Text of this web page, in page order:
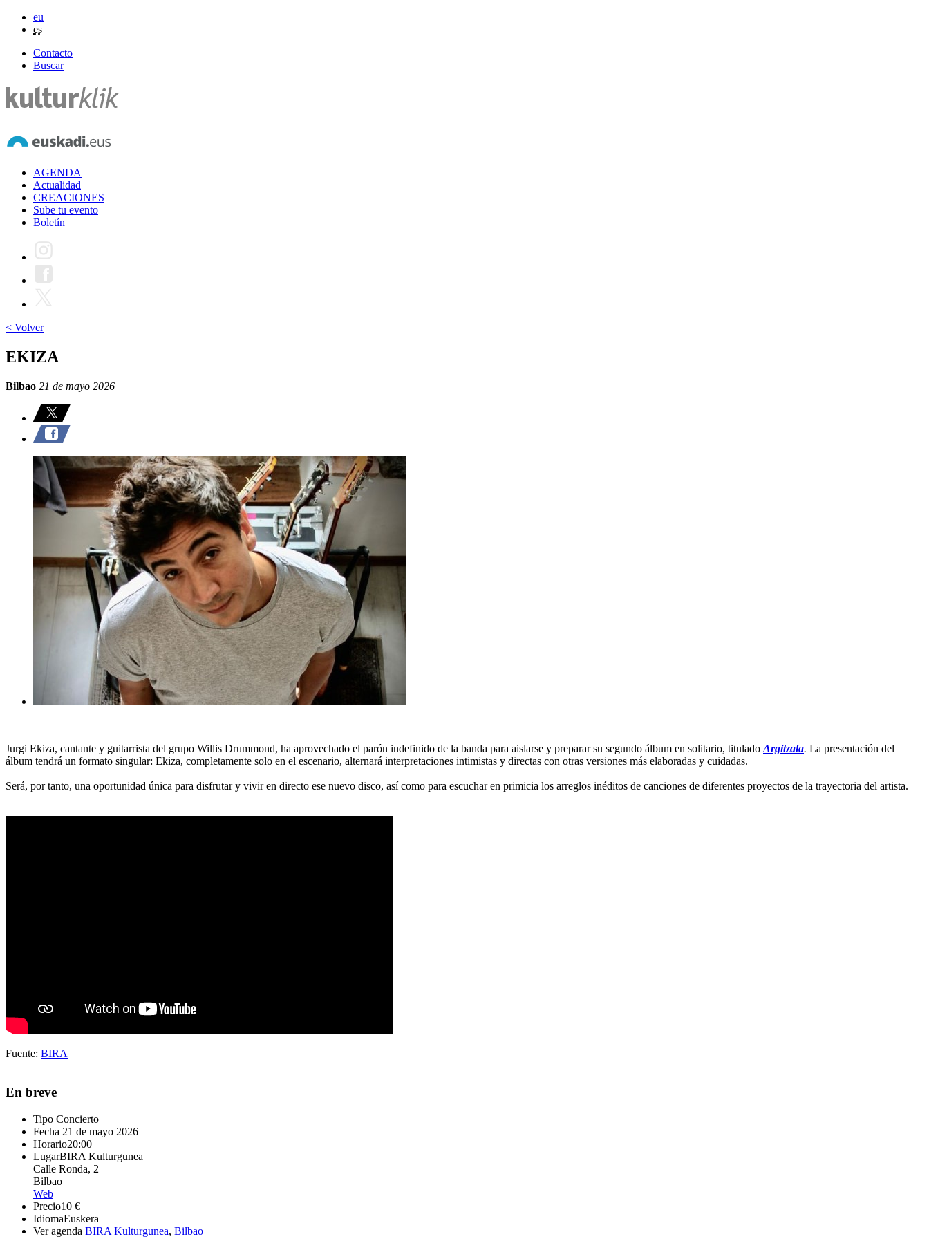
eu
es
Contacto
Buscar
AGENDA
Actualidad
CREACIONES
Sube tu evento
Boletín
< Volver
EKIZA
Bilbao 21 de mayo 2026
Jurgi Ekiza, cantante y guitarrista del grupo Willis Drummond, ha aprovechado el parón indefinido de la banda para aislarse y preparar su segundo álbum en solitario, titulado Argitzala. La presentación del
álbum tendrá un formato singular: Ekiza, completamente solo en el escenario, alternará interpretaciones intimistas y directas con otras versiones más elaboradas y cuidadas.
Será, por tanto, una oportunidad única para disfrutar y vivir en directo ese nuevo disco, así como para escuchar en primicia los arreglos inéditos de canciones de diferentes proyectos de la trayectoria del artista.
Fuente: BIRA
En breve
Tipo Concierto
Fecha 21 de mayo 2026
Horario20:00
LugarBIRA Kulturgunea
Calle Ronda, 2
Bilbao
Web
Precio10 €
IdiomaEuskera
Ver agenda BIRA Kulturgunea, Bilbao